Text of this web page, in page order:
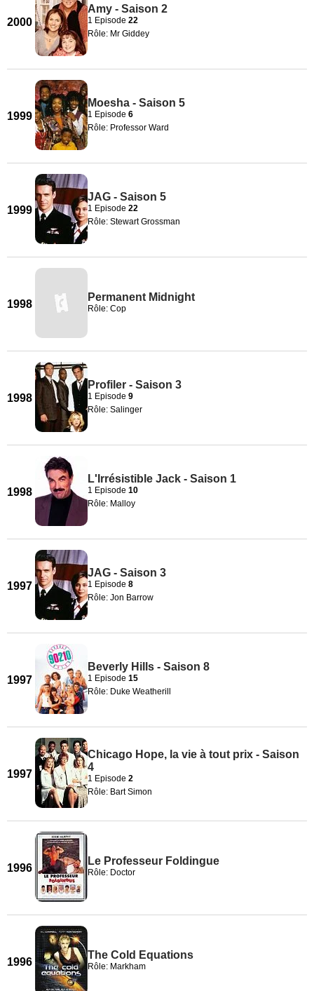
2000
Amy - Saison 2
1 Episode 22
Rôle: Mr Giddey
1999
Moesha - Saison 5
1 Episode 6
Rôle: Professor Ward
1999
JAG - Saison 5
1 Episode 22
Rôle: Stewart Grossman
1998
Permanent Midnight
Rôle: Cop
1998
Profiler - Saison 3
1 Episode 9
Rôle: Salinger
1998
L'Irrésistible Jack - Saison 1
1 Episode 10
Rôle: Malloy
1997
JAG - Saison 3
1 Episode 8
Rôle: Jon Barrow
1997
Beverly Hills - Saison 8
1 Episode 15
Rôle: Duke Weatherill
1997
Chicago Hope, la vie à tout prix - Saison
4
1 Episode 2
Rôle: Bart Simon
1996
Le Professeur Foldingue
Rôle: Doctor
1996
The Cold Equations
Rôle: Markham